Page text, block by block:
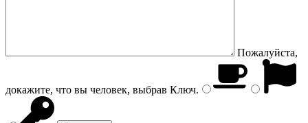
Пожалуйста,
докажите, что вы человек, выбрав Ключ.